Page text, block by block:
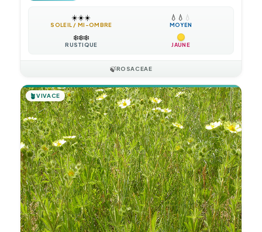
☀️☀️☀️
SOLEIL / MI-OMBRE
💧 💧 💧
MOYEN
❄️❄️❄️
RUSTIQUE JAUNE
🍃ROSACEAE
🪴VIVACE